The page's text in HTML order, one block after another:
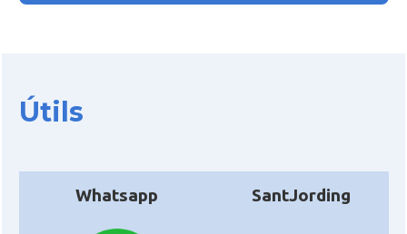
Útils
Whatsapp SantJording